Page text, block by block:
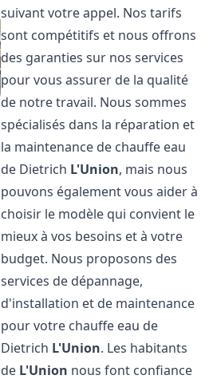
suivant votre appel. Nos tarifs
sont compétitifs et nous offrons
des garanties sur nos services
pour vous assurer de la qualité
de notre travail. Nous sommes
spécialisés dans la réparation et
la maintenance de chauffe eau
de Dietrich L'Union, mais nous
pouvons également vous aider à
choisir le modèle qui convient le
mieux à vos besoins et à votre
budget. Nous proposons des
services de dépannage,
d'installation et de maintenance
pour votre chauffe eau de
Dietrich L'Union. Les habitants
de L'Union nous font confiance